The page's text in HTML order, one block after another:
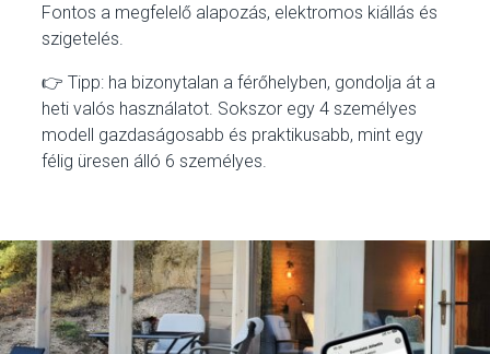
Fontos a megfelelő alapozás, elektromos kiállás és
szigetelés.
👉 Tipp: ha bizonytalan a férőhelyben, gondolja át a
heti valós használatot. Sokszor egy 4 személyes
modell gazdaságosabb és praktikusabb, mint egy
félig üresen álló 6 személyes.